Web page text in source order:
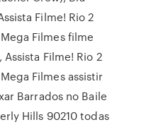
Filme! Rio 2
Filmes filme
Filme! Rio 2
Filmes assistir
Barrados no Baile
Hills 90210 todas